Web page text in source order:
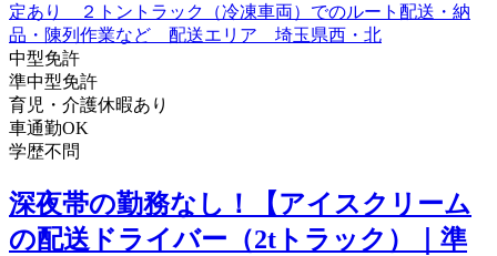
中型免許
準中型免許
育児・介護休暇あり
車通勤OK
学歴不問
深夜帯の勤務なし！【アイスクリーム
の配送ドライバー（2tトラック）｜準